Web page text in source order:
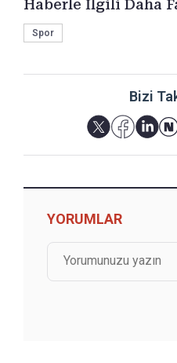
Haberle İlgili Daha
Spor
Bizi
YORUMLAR